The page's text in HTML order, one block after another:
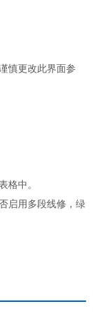
慎更改此界面参
格中。
启用多段线修，绿